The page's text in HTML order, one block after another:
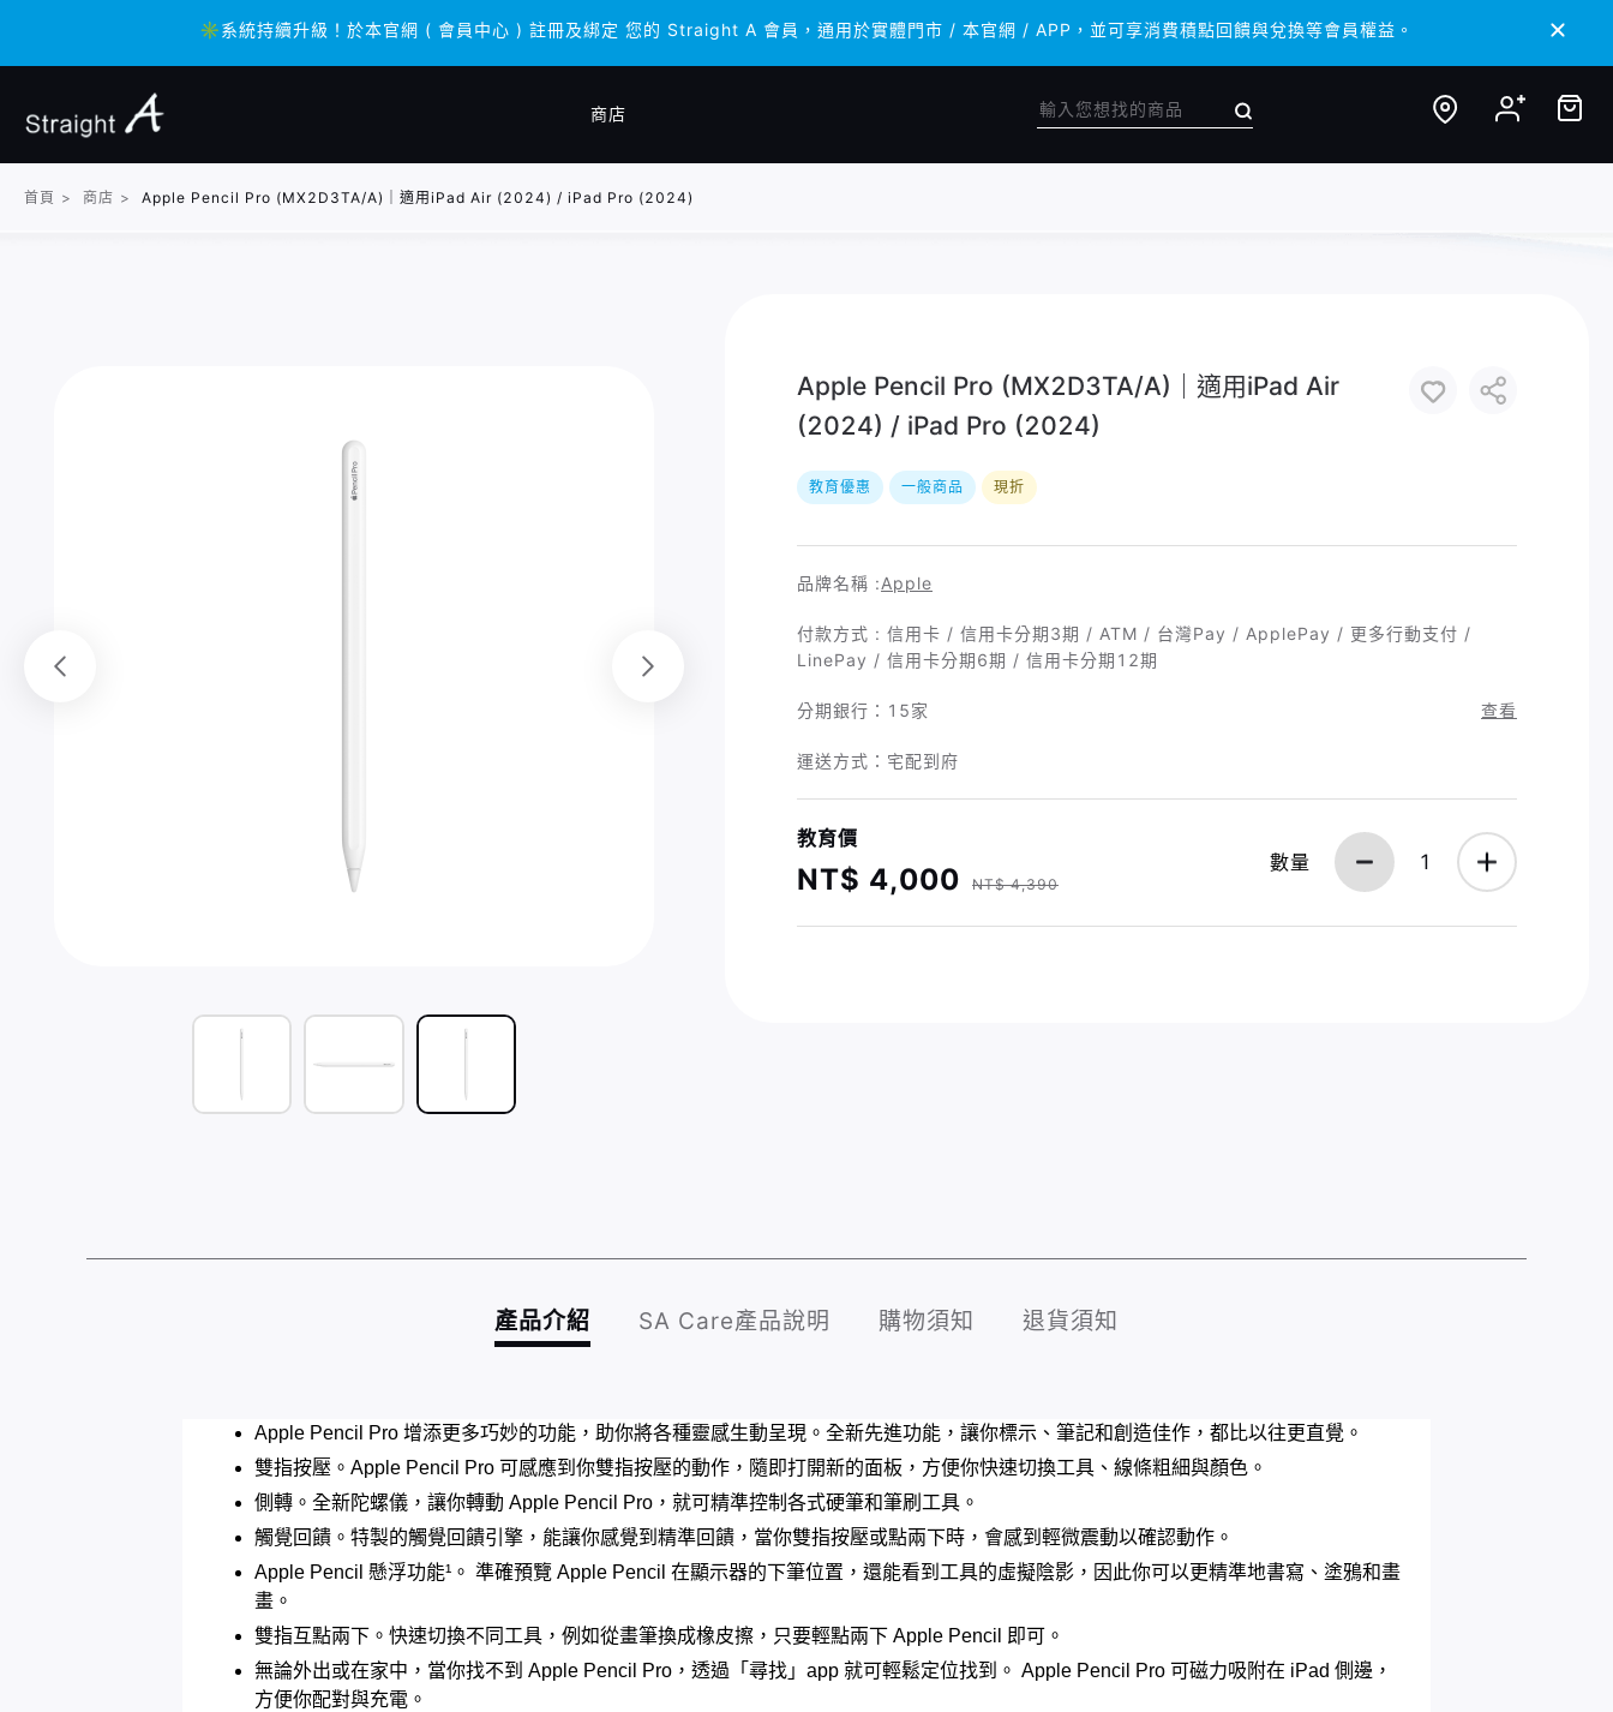
✳️系統持續升級！於本官網 ( 會員中心 ) 註冊及綁定 您的 Straight A 會員，通用於實體門市 / 本官網 / APP，並可享消費積點回饋與兌換等會員權益。
✳️系統持續升級！於本官網 ( 會員中心 ) 註冊及綁定 您的 Straight A 會員，通用於實體門市 / 本官網 / APP，並可享消費積點回饋與兌換等會員權益。
商店
首頁 > 商店 > Apple Pencil Pro (MX2D3TA/A)｜適用iPad Air (2024) / iPad Pro (2024)
Apple Pencil Pro (MX2D3TA/A)｜適用iPad Air
(2024) / iPad Pro (2024)
教育優惠 一般商品 現折
品牌名稱 :Apple
付款方式 : 信用卡 / 信用卡分期3期 / ATM / 台灣Pay / ApplePay / 更多行動支付 /
LinePay / 信用卡分期6期 / 信用卡分期12期
分期銀行： 15家 查看
運送方式：宅配到府
教育價
NT$ 4,000 NT$ 4,390
數量 1
產品介紹 SA Care產品說明 購物須知 退貨須知
Apple Pencil Pro 增添更多巧妙的功能，助你將各種靈感生動呈現。全新先進功能，讓你標示、筆記和創造佳作，都比以往更直覺。
雙指按壓。Apple Pencil Pro 可感應到你雙指按壓的動作，隨即打開新的面板，方便你快速切換工具、線條粗細與顏色。
側轉。全新陀螺儀，讓你轉動 Apple Pencil Pro，就可精準控制各式硬筆和筆刷工具。
觸覺回饋。特製的觸覺回饋引擎，能讓你感覺到精準回饋，當你雙指按壓或點兩下時，會感到輕微震動以確認動作。
Apple Pencil 懸浮功能¹。 準確預覽 Apple Pencil 在顯示器的下筆位置，還能看到工具的虛擬陰影，因此你可以更精準地書寫、塗鴉和畫
畫。
雙指互點兩下。快速切換不同工具，例如從畫筆換成橡皮擦，只要輕點兩下 Apple Pencil 即可。
無論外出或在家中，當你找不到 Apple Pencil Pro，透過「尋找」app 就可輕鬆定位找到。 Apple Pencil Pro 可磁力吸附在 iPad 側邊，
方便你配對與充電。